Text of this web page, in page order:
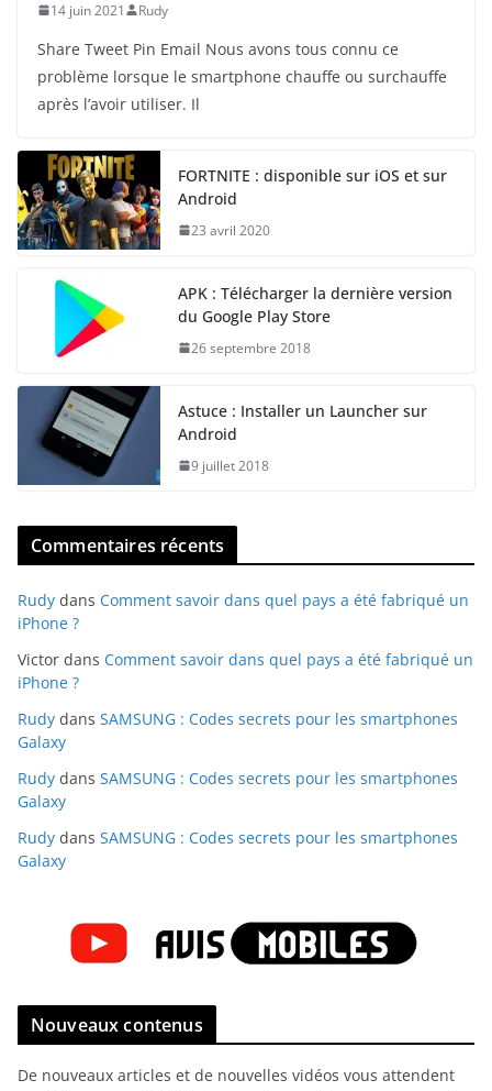
14 juin 2021 Rudy
Share Tweet Pin Email Nous avons tous connu ce
problème lorsque le smartphone chauffe ou surchauffe
après l’avoir utiliser. Il
FORTNITE : disponible sur iOS et sur
Android
23 avril 2020
APK : Télécharger la dernière version
du Google Play Store
26 septembre 2018
Astuce : Installer un Launcher sur
Android
9 juillet 2018
Commentaires récents
Rudy dans Comment savoir dans quel pays a été fabriqué un
iPhone ?
Victor dans Comment savoir dans quel pays a été fabriqué un
iPhone ?
Rudy dans SAMSUNG : Codes secrets pour les smartphones
Galaxy
Rudy dans SAMSUNG : Codes secrets pour les smartphones
Galaxy
Rudy dans SAMSUNG : Codes secrets pour les smartphones
Galaxy
Nouveaux contenus
De nouveaux articles et de nouvelles vidéos vous attendent